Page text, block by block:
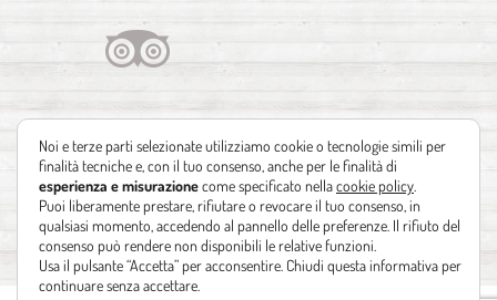
Noi e terze parti selezionate utilizziamo cookie o tecnologie simili per
finalità tecniche e, con il tuo consenso, anche per le finalità di
esperienza e misurazionecome specificato nellacookie policy
Puoi liberamente prestare, rifiutare o revocare il tuo consenso, in
qualsiasi momento, accedendo al pannello delle preferenze. Il rifiuto del
consenso può rendere non disponibili le relative funzioni.
Usa il pulsante “Accetta” per acconsentire. Chiudi questa informativa per
continuare senza accettare.